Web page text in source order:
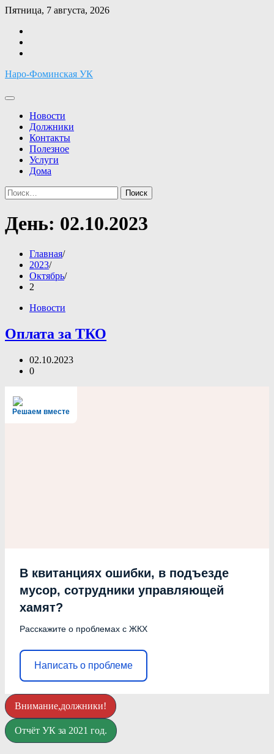
Перейти
содержимому
Пятница, 7 августа, 2026
Наро-Фоминская УК
Новости
Должники
Контакты
Полезное
Услуги
Дома
Найти:
День: 02.10.2023
Главная
2023
Октябрь
2
Новости
Оплата за ТКО
02.10.2023
0
Решаем вместе
В квитанциях ошибки, в подъезде
мусор, сотрудники управляющей
хамят?
Расскажите о проблемах с ЖКХ
Написать о проблеме
Внимание,должники!
Отчёт УК за 2021 год.